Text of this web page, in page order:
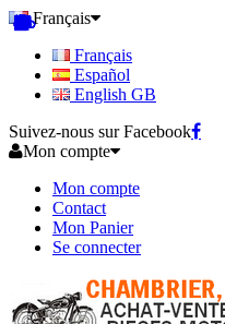
Français
Français
Español
English GB
Suivez-nous sur Facebook
Mon compte
Mon compte
Contact
Mon Panier
Se connecter